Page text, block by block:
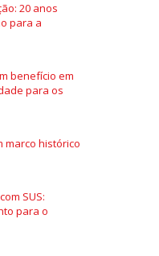
20 anos
para a
benefício em
para os
marco histórico
SUS:
para o